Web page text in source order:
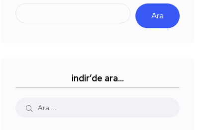
Ara
indir’de ara…